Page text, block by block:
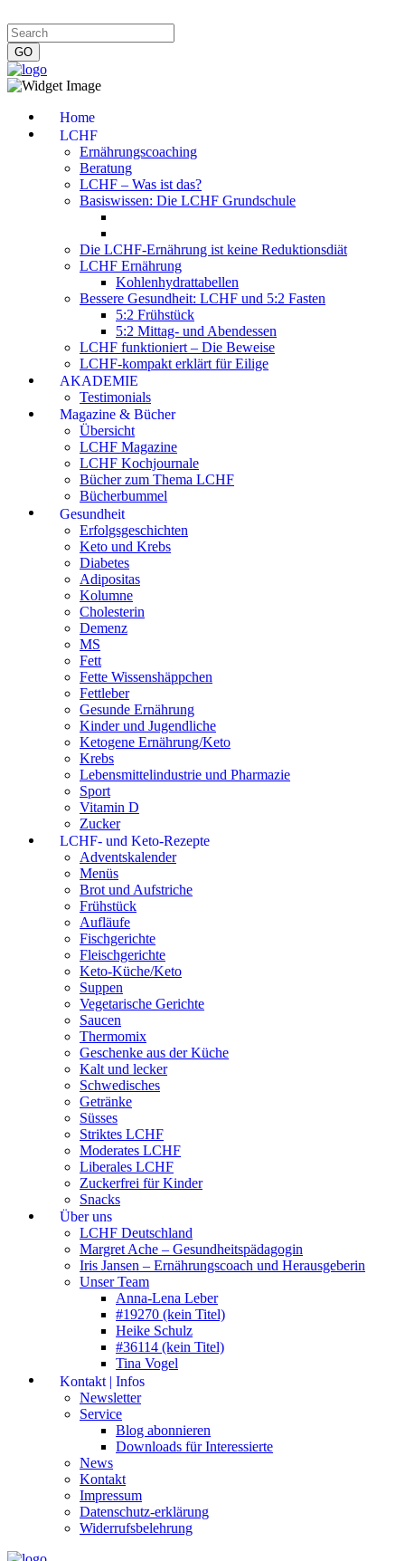
Home
LCHF
Ernährungscoaching
Beratung
LCHF – Was ist das?
Basiswissen: Die LCHF Grundschule
Die LCHF-Ernährung ist keine Reduktionsdiät
LCHF Ernährung
Kohlenhydrattabellen
Bessere Gesundheit: LCHF und 5:2 Fasten
5:2 Frühstück
5:2 Mittag- und Abendessen
LCHF funktioniert – Die Beweise
LCHF-kompakt erklärt für Eilige
AKADEMIE
Testimonials
Magazine & Bücher
Übersicht
LCHF Magazine
LCHF Kochjournale
Bücher zum Thema LCHF
Bücherbummel
Gesundheit
Erfolgsgeschichten
Keto und Krebs
Diabetes
Adipositas
Kolumne
Cholesterin
Demenz
MS
Fett
Fette Wissenshäppchen
Fettleber
Gesunde Ernährung
Kinder und Jugendliche
Ketogene Ernährung/Keto
Krebs
Lebensmittelindustrie und Pharmazie
Sport
Vitamin D
Zucker
LCHF- und Keto-Rezepte
Adventskalender
Menüs
Brot und Aufstriche
Frühstück
Aufläufe
Fischgerichte
Fleischgerichte
Keto-Küche/Keto
Suppen
Vegetarische Gerichte
Saucen
Thermomix
Geschenke aus der Küche
Kalt und lecker
Schwedisches
Getränke
Süsses
Striktes LCHF
Moderates LCHF
Liberales LCHF
Zuckerfrei für Kinder
Snacks
Über uns
LCHF Deutschland
Margret Ache – Gesundheitspädagogin
Iris Jansen – Ernährungscoach und Herausgeberin
Unser Team
Anna-Lena Leber
#19270 (kein Titel)
Heike Schulz
#36114 (kein Titel)
Tina Vogel
Kontakt | Infos
Newsletter
Service
Blog abonnieren
Downloads für Interessierte
News
Kontakt
Impressum
Datenschutz-erklärung
Widerrufsbelehrung